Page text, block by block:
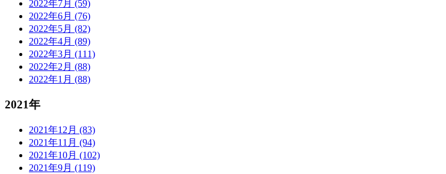
2022年7月 (59)
2022年6月 (76)
2022年5月 (82)
2022年4月 (89)
2022年3月 (111)
2022年2月 (88)
2022年1月 (88)
2021年
2021年12月 (83)
2021年11月 (94)
2021年10月 (102)
2021年9月 (119)